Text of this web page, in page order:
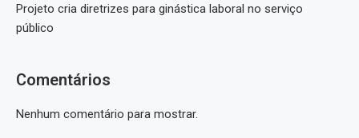
Projeto cria diretrizes para ginástica laboral no serviço
público
Comentários
Nenhum comentário para mostrar.